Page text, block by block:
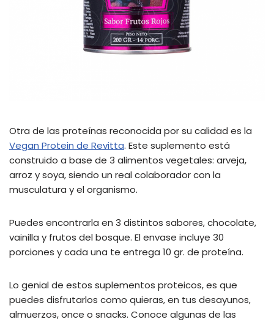
Otra de las proteínas reconocida por su calidad es la
Vegan Protein de Revitta. Este suplemento está
construido a base de 3 alimentos vegetales: arveja,
arroz y soya, siendo un real colaborador con la
musculatura y el organismo.
Puedes encontrarla en 3 distintos sabores, chocolate,
vainilla y frutos del bosque. El envase incluye 30
porciones y cada una te entrega 10 gr. de proteína.
Lo genial de estos suplementos proteicos, es que
puedes disfrutarlos como quieras, en tus desayunos,
almuerzos, once o snacks. Conoce algunas de las